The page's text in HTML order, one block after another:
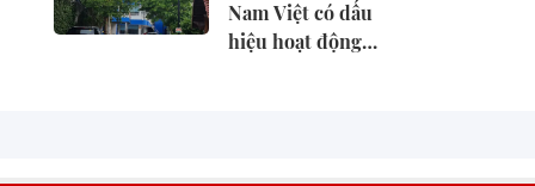
Nam Việt có dấu
hiệu hoạt động